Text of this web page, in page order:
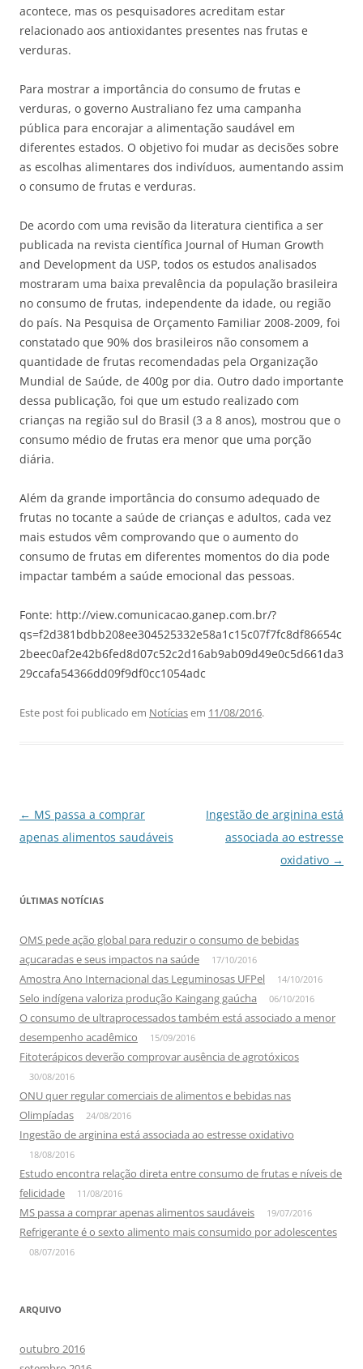
acontece, mas os pesquisadores acreditam estar
relacionado aos antioxidantes presentes nas frutas e
verduras.
Para mostrar a importância do consumo de frutas e
verduras, o governo Australiano fez uma campanha
pública para encorajar a alimentação saudável em
diferentes estados. O objetivo foi mudar as decisões sobre
as escolhas alimentares dos indivíduos, aumentando assim
o consumo de frutas e verduras.
De acordo com uma revisão da literatura cientifica a ser
publicada na revista científica Journal of Human Growth
and Development da USP, todos os estudos analisados
mostraram uma baixa prevalência da população brasileira
no consumo de frutas, independente da idade, ou região
do país. Na Pesquisa de Orçamento Familiar 2008-2009, foi
constatado que 90% dos brasileiros não consomem a
quantidade de frutas recomendadas pela Organização
Mundial de Saúde, de 400g por dia. Outro dado importante
dessa publicação, foi que um estudo realizado com
crianças na região sul do Brasil (3 a 8 anos), mostrou que o
consumo médio de frutas era menor que uma porção
diária.
Além da grande importância do consumo adequado de
frutas no tocante a saúde de crianças e adultos, cada vez
mais estudos vêm comprovando que o aumento do
consumo de frutas em diferentes momentos do dia pode
impactar também a saúde emocional das pessoas.
Fonte: http://view.comunicacao.ganep.com.br/?
qs=f2d381bdbb208ee304525332e58a1c15c07f7fc8df86654c
2beec0af2e42b6fed8d07c52c2d16ab9ab09d49e0c5d661da3
29ccafa54366dd09f9df0cc1054adc
Este post foi publicado em Notíciasem 11/08/2016.
Navegação
de
← MS passa a comprar
apenas alimentos saudáveis
Ingestão de arginina está
associada ao estresse
oxidativo →
ÚLTIMAS NOTÍCIAS
OMS pede ação global para reduzir o consumo de bebidas
açucaradas e seus impactos na saúde
17/10/2016
Amostra Ano Internacional das Leguminosas UFPel 14/10/2016
Selo indígena valoriza produção Kaingang gaúcha 06/10/2016
O consumo de ultraprocessados também está associado a menor
desempenho acadêmico
15/09/2016
Fitoterápicos deverão comprovar ausência de agrotóxicos
30/08/2016
ONU quer regular comerciais de alimentos e bebidas nas
Olimpíadas
24/08/2016
Ingestão de arginina está associada ao estresse oxidativo
18/08/2016
Estudo encontra relação direta entre consumo de frutas e níveis de
felicidade
11/08/2016
MS passa a comprar apenas alimentos saudáveis 19/07/2016
Refrigerante é o sexto alimento mais consumido por adolescentes
08/07/2016
ARQUIVO
outubro 2016